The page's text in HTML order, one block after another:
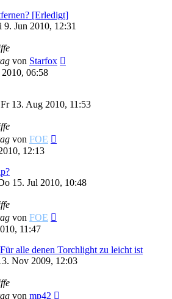
[Erledigt]
9. Jun 2010, 12:31
von Starfox
06:58
Fr 13. Aug 2010, 11:53
von FOE
12:13
15. Jul 2010, 10:48
von FOE
11:47
alle denen Torchlight zu leicht ist
Nov 2009, 12:03
von mp42